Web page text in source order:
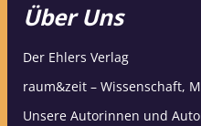
Über Uns
Der Ehlers Verlag
raum&zeit – Wissenschaft,
Unsere Autorinnen und